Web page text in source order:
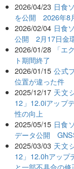
2026/04/23 日食
を公開 2026年8
2026/02/04 日食
公開 2月17日金
2026/01/28
「エ
ト期間終了
2026/01/15 公式
位置が違った件
2025/12/17 天文
12」12.0iアップ
性の向上
2025/05/15 日食
データ公開
2025/03/03 天文
12」12.0hアップ
と一部不具合の修